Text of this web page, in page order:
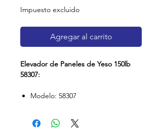
Impuesto excluido
Agregar al carrito
Elevador de Paneles de Yeso 150lb
58307:
Modelo: 58307